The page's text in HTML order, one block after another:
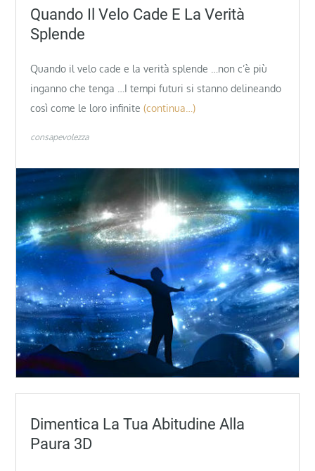
Quando Il Velo Cade E La Verità
Splende
Quando il velo cade e la verità splende …non c’è più
inganno che tenga …I tempi futuri si stanno delineando
così come le loro infinite (continua…)
consapevolezza
Dimentica La Tua Abitudine Alla
Paura 3D